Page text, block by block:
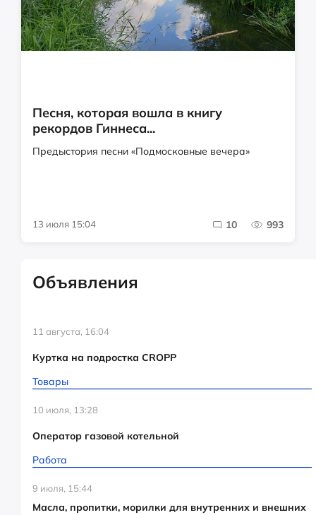
Песня, которая вошла в книгу
рекордов Гиннеса...
Предыстория песни «Подмосковные вечера»
13 июля 15:04 10 993
Объявления
11 августа, 16:04
Куртка на подростка CROPP
Товары
10 июля, 13:28
Оператор газовой котельной
Работа
9 июля, 15:44
Масла, пропитки, морилки для внутренних и внешних